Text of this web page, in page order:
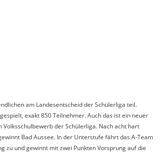
am Landesentscheid der Schülerliga teil.
exakt 850 Teilnehmer. Auch das ist ein neuer
der Schülerliga. Nach acht hart
Bad Aussee. In der Unterstufe fährt das A-Team
zu und gewinnt mit zwei Punkten Vorsprung auf die